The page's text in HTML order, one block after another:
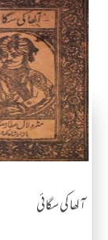
آلھا کی سگائی